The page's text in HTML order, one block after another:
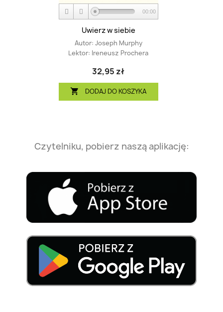
00:00
Uwierz w siebie
Autor: Joseph Murphy
Lektor: Ireneusz Prochera
32,95 zł
 DODAJ DO KOSZYKA
Czytelniku, pobierz naszą aplikację: